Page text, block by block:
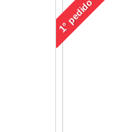
1°
pedido